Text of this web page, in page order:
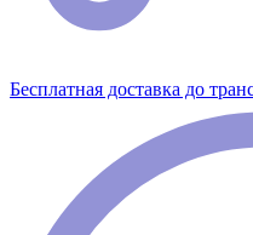
Бесплатная доставка до